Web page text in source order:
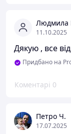
Людмила
11.10.2025
Дякую , все
Придбано на
Коментарі 0
Петро Ч.
17.07.2025